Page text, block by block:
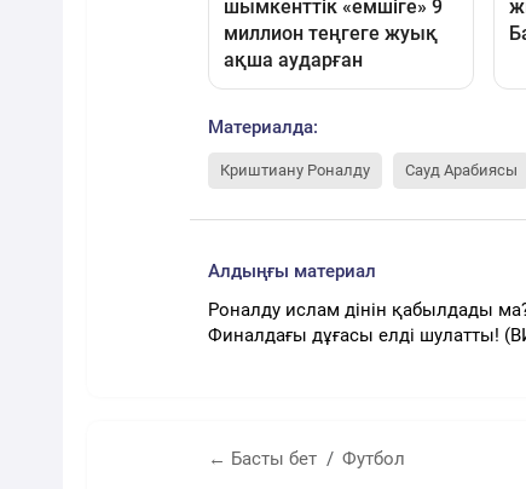
Материалда:
Криштиану Роналду Сауд Арабиясы
Алдыңғы материал
Роналду ислам дінін қабылдады
Финалдағы дұғасы елді шулатты!
← Басты бет Футбол